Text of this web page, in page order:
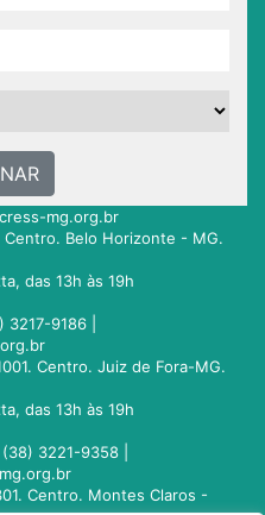
mg.org.br
Centro. Belo Horizonte - MG.
das 13h às 19h
3217-9186 |
Centro. Juiz de Fora-MG.
das 13h às 19h
3221-9358 |
Centro. Montes Claros -